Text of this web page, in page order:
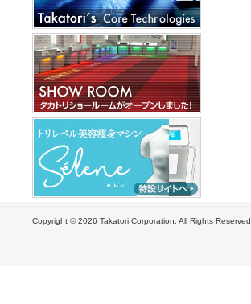
Copyright ©2026 Takatori Corporation. All Rights Reserved.